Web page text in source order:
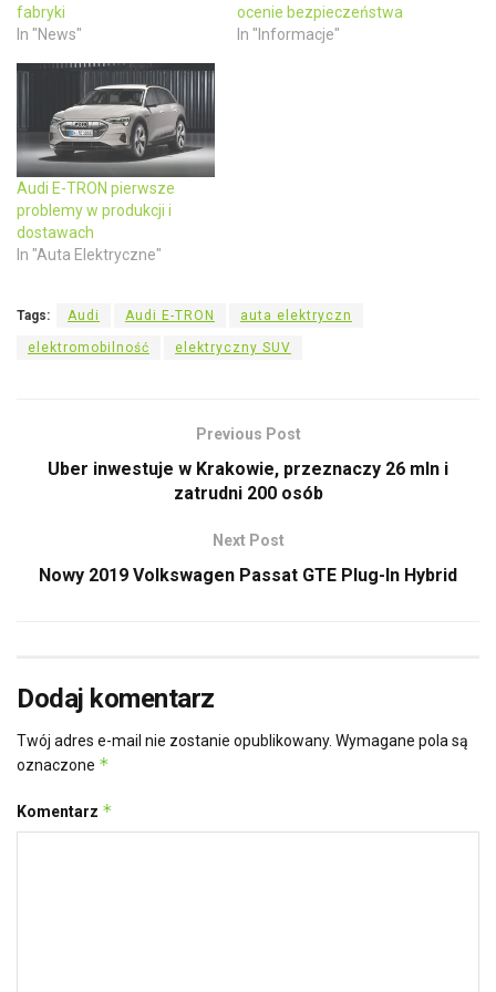
i
n
n
e
w
n
d
o
w
)
n
e
w
w
i
n
d
o
w
)
fabryki
In "News"
ocenie bezpieczeństwa
In "Informacje"
Audi E-TRON pierwsze
problemy w produkcji i
dostawach
In "Auta Elektryczne"
Tags: Audi Audi E-TRON auta elektryczn
elektromobilność elektryczny SUV
Previous Post
Uber inwestuje w Krakowie, przeznaczy 26 mln i
zatrudni 200 osób
Next Post
Nowy 2019 Volkswagen Passat GTE Plug-In Hybrid
Dodaj komentarz
Twój adres e-mail nie zostanie opublikowany. Wymagane pola są
oznaczone *
Komentarz *